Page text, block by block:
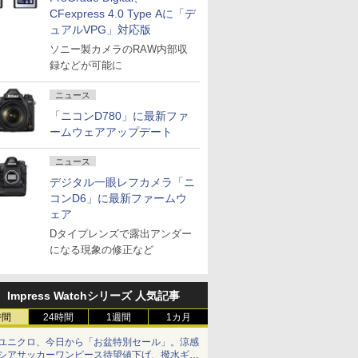
CFexpress 4.0 Type Aに「デ
ュアルVPG」対応版
ソニー製カメラのRAW内部収
録などが可能に
ニュース
「ニコンD780」に最新ファ
ームウェアアップデート
ニュース
デジタル一眼レフカメラ「ニ
コンD6」に最新ファームウ
ェア
Dタイプレンズで露出アンダー
になる現象の修正など
Impress Watchシリーズ 人気記事
24時間 1週間 1カ月
ニクロ、今日から「お盆特別セール」。涼感
アサッカーワンピース待望値下げ、撥水ギア